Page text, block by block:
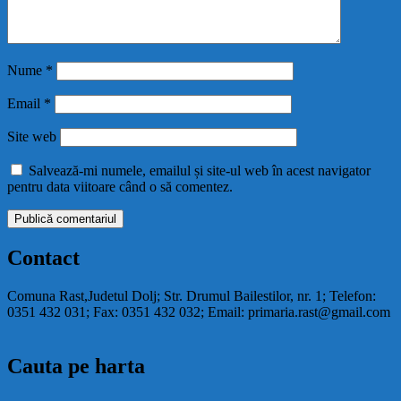
Nume *
Email *
Site web
Salvează-mi numele, emailul și site-ul web în acest navigator
pentru data viitoare când o să comentez.
Contact
Comuna Rast,Judetul Dolj; Str. Drumul Bailestilor, nr. 1; Telefon:
0351 432 031; Fax: 0351 432 032; Email: primaria.rast@gmail.com
Cauta pe harta